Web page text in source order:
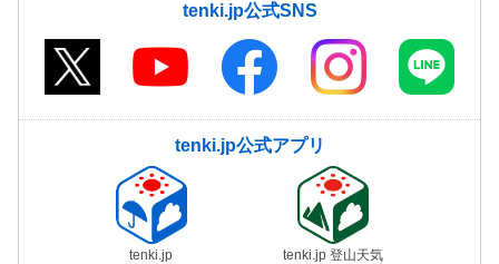
tenki.jp公式SNS
tenki.jp公式アプリ
tenki.jp tenki.jp 登山天気